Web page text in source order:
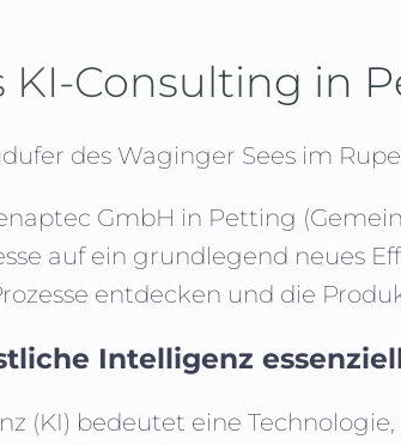
KI-Consulting in
des Waginger Sees im
GmbH in Petting
auf ein grundlegend neues
entdecken und die
Intelligenz
(KI) bedeutet eine